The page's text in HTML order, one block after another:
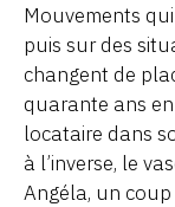
Mouvements
puis sur des
changent de
quarante ans
locataire dans
à l’inverse, le
Angéla, un